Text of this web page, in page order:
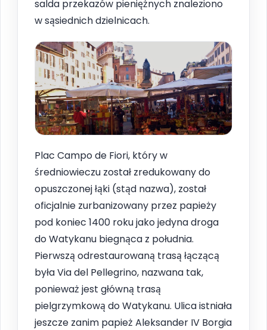
salda przekazów pieniężnych znaleziono
w sąsiednich dzielnicach.
Plac Campo de Fiori, który w
średniowieczu został zredukowany do
opuszczonej łąki (stąd nazwa), został
oficjalnie zurbanizowany przez papieży
pod koniec 1400 roku jako jedyna droga
do Watykanu biegnąca z południa.
Pierwszą odrestaurowaną trasą łączącą
była Via del Pellegrino, nazwana tak,
ponieważ jest główną trasą
pielgrzymkową do Watykanu. Ulica istniała
jeszcze zanim papież Aleksander IV Borgia